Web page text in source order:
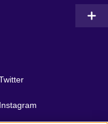
Instagram